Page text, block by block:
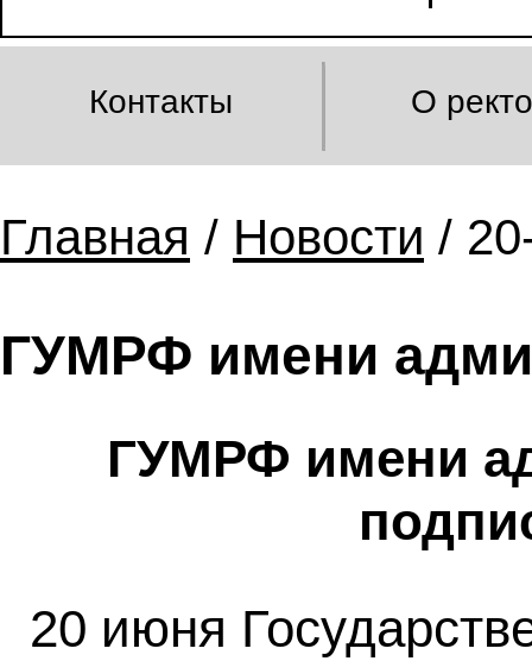
Контакты О
Главная / Новости /
ГУМРФ имени
ГУМРФ имени
20 июня